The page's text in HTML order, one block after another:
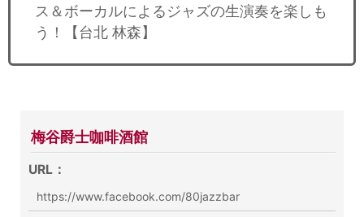
ス＆ボーカルによるジャズの生演奏を楽しも
う！【台北 林森】
梅谷爵士咖啡酒館
URL：
https://www.facebook.com/80jazzbar